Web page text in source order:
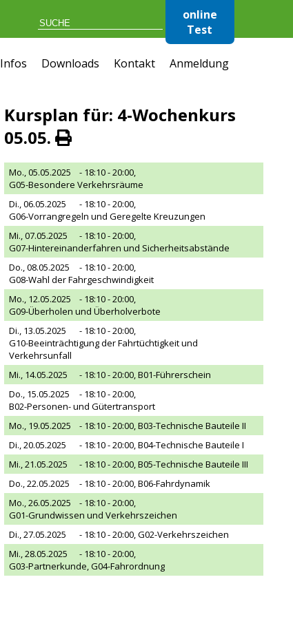
online
Test
Infos Downloads Kontakt Anmeldung
Kursplan für: 4-Wochenkurs
05.05.
Mo., 05.05.2025
- 18:10 - 20:00,
G05-Besondere Verkehrsräume
Di., 06.05.2025
- 18:10 - 20:00,
G06-Vorrangregeln und Geregelte Kreuzungen
Mi., 07.05.2025
- 18:10 - 20:00,
G07-Hintereinanderfahren und Sicherheitsabstände
Do., 08.05.2025
- 18:10 - 20:00,
G08-Wahl der Fahrgeschwindigkeit
Mo., 12.05.2025
- 18:10 - 20:00,
G09-Überholen und Überholverbote
Di., 13.05.2025
- 18:10 - 20:00,
G10-Beeinträchtigung der Fahrtüchtigkeit und
Verkehrsunfall
Mi., 14.05.2025
- 18:10 - 20:00,B01-Führerschein
Do., 15.05.2025
- 18:10 - 20:00,
B02-Personen- und Gütertransport
Mo., 19.05.2025
- 18:10 - 20:00,B03-Technische Bauteile II
Di., 20.05.2025
- 18:10 - 20:00,B04-Technische Bauteile I
Mi., 21.05.2025
- 18:10 - 20:00,B05-Technische Bauteile III
Do., 22.05.2025
- 18:10 - 20:00,B06-Fahrdynamik
Mo., 26.05.2025
- 18:10 - 20:00,
G01-Grundwissen und Verkehrszeichen
Di., 27.05.2025
- 18:10 - 20:00,G02-Verkehrszeichen
Mi., 28.05.2025
- 18:10 - 20:00,
G03-Partnerkunde, G04-Fahrordnung